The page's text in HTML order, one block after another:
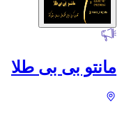
مانتو بی بی طلا